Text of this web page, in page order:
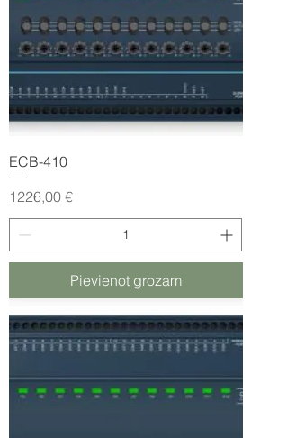
ECB-410
Cena
1226,00 €
Pievienot grozam